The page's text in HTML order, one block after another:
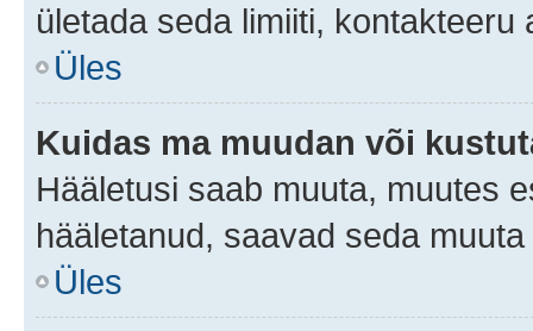
ületada seda limiiti, kontakteeru
Üles
Kuidas ma muudan või
Hääletusi saab muuta, muutes
hääletanud, saavad seda
Üles